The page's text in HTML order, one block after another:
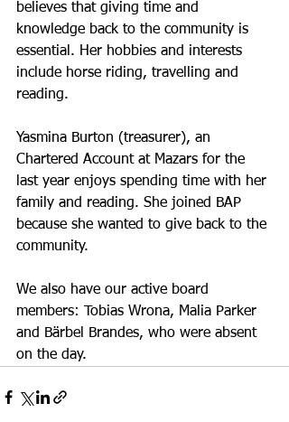
believes that giving time and
knowledge back to the community is
essential. Her hobbies and interests
include horse riding, travelling and
reading.
Yasmina Burton (treasurer), an
Chartered Account at Mazars for the
last year enjoys spending time with her
family and reading. She joined BAP
because she wanted to give back to the
community.
We also have our active board
members: Tobias Wrona, Malia Parker
and Bärbel Brandes, who were absent
on the day.